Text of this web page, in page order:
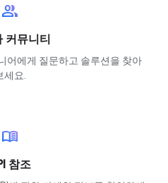
group
커뮤니티
어에게 질문하고 솔루션을 찾아
세요.
menu_book
참조